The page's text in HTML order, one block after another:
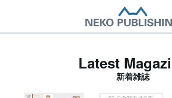
Latest
新着雑誌